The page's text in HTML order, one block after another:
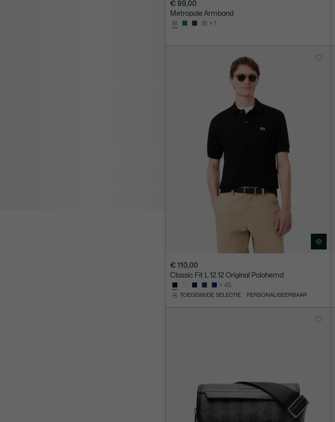
€ 89,00
Metropole Armband
+ 1
€ 110,00
Classic Fit L.12.12 Original Polohemd
+ 45
TOEGEWIJDE SELECTIE PERSONALISEERBAAR